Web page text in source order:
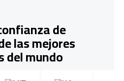
de
las mejores
del mundo